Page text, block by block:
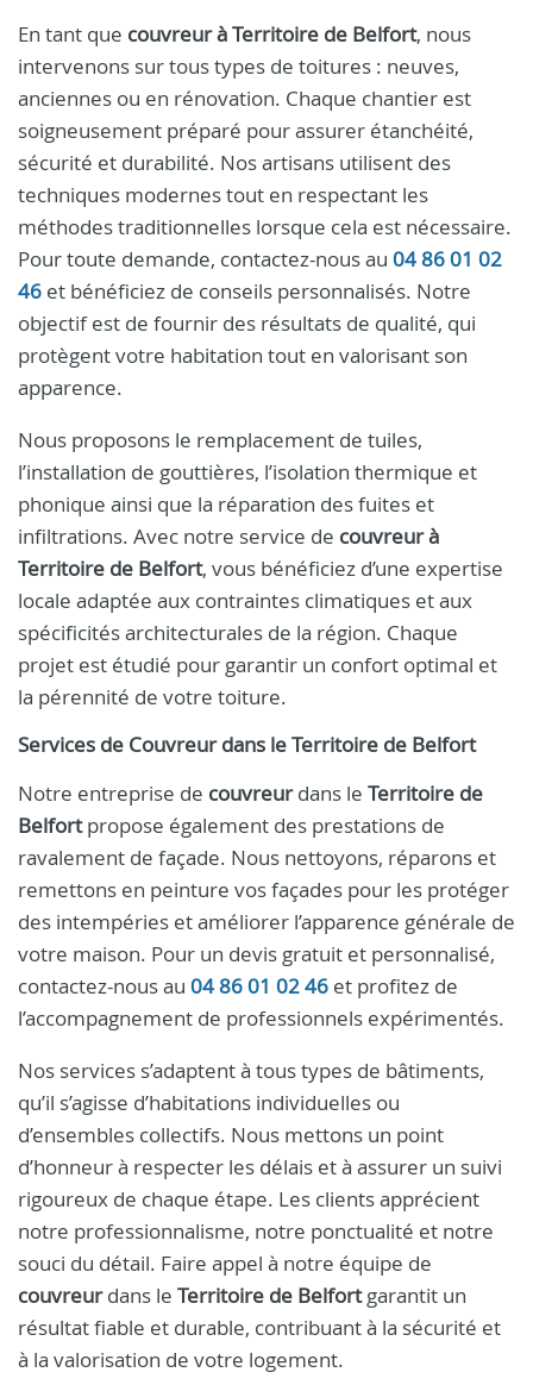
En tant que couvreur à Territoire de Belfort, nous
intervenons sur tous types de toitures : neuves,
anciennes ou en rénovation. Chaque chantier est
soigneusement préparé pour assurer étanchéité,
sécurité et durabilité. Nos artisans utilisent des
techniques modernes tout en respectant les
méthodes traditionnelles lorsque cela est nécessaire.
Pour toute demande, contactez-nous au 04 86 01 02
46 et bénéficiez de conseils personnalisés. Notre
objectif est de fournir des résultats de qualité, qui
protègent votre habitation tout en valorisant son
apparence.
Nous proposons le remplacement de tuiles,
l’installation de gouttières, l’isolation thermique et
phonique ainsi que la réparation des fuites et
infiltrations. Avec notre service de couvreur à
Territoire de Belfort, vous bénéficiez d’une expertise
locale adaptée aux contraintes climatiques et aux
spécificités architecturales de la région. Chaque
projet est étudié pour garantir un confort optimal et
la pérennité de votre toiture.
Services de Couvreurdans leTerritoire de Belfort
Notre entreprise de couvreurdans le Territoire de
Belfortpropose également des prestations de
ravalement de façade. Nous nettoyons, réparons et
remettons en peinture vos façades pour les protéger
des intempéries et améliorer l’apparence générale de
votre maison. Pour un devis gratuit et personnalisé,
contactez-nous au 04 86 01 02 46 et profitez de
l’accompagnement de professionnels expérimentés.
Nos services s’adaptent à tous types de bâtiments,
qu’il s’agisse d’habitations individuelles ou
d’ensembles collectifs. Nous mettons un point
d’honneur à respecter les délais et à assurer un suivi
rigoureux de chaque étape. Les clients apprécient
notre professionnalisme, notre ponctualité et notre
souci du détail. Faire appel à notre équipe de
couvreurdans le Territoire de Belfortgarantit un
résultat fiable et durable, contribuant à la sécurité et
à la valorisation de votre logement.